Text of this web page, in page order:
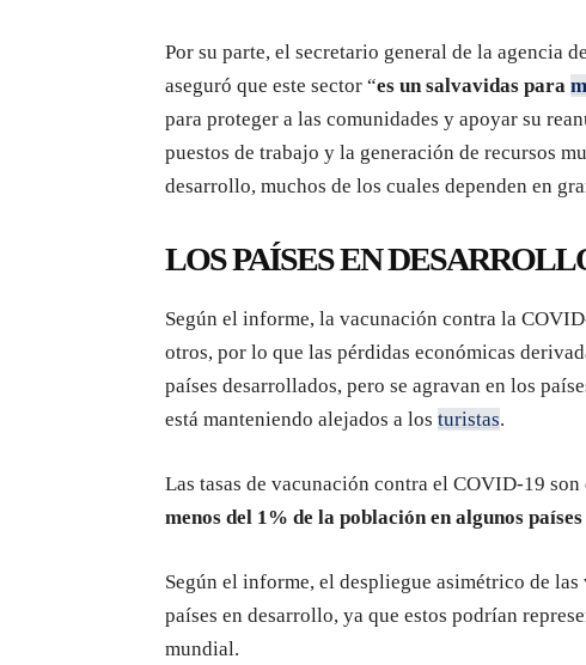
Por su parte, el secretario general de la agencia
aseguró que este sector “es un salvavidas para
para proteger a las comunidades y apoyar su
puestos de trabajo y la generación de recursos
desarrollo, muchos de los cuales dependen en
LOS PAÍSES EN
Según el informe, la vacunación contra la
otros, por lo que las pérdidas económicas
países desarrollados, pero se agravan en los
está manteniendo alejados a los turistas.
Las tasas de vacunación contra el COVID-19
menos del 1% de la población en algunos
Según el informe, el despliegue asimétrico de
países en desarrollo, ya que estos podrían
mundial.